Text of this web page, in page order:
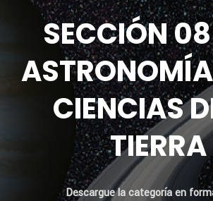
SECCIÓN
CIENCIAS
TIERRA
Descargue la categoría en